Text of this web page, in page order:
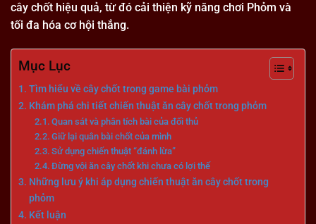
cây chốt hiệu quả, từ đó cải thiện kỹ năng chơi Phỏm và
tối đa hóa cơ hội thắng.
Mục Lục
Tìm hiểu về cây chốt trong game bài phỏm
Khám phá chi tiết chiến thuật ăn cây chốt trong phỏm
Quan sát và phân tích bài của đối thủ
Giữ lại quân bài chốt của mình
Sử dụng chiến thuật “đánh lừa”
Đừng vội ăn cây chốt khi chưa có lợi thế
Những lưu ý khi áp dụng chiến thuật ăn cây chốt trong
phỏm
Kết luận